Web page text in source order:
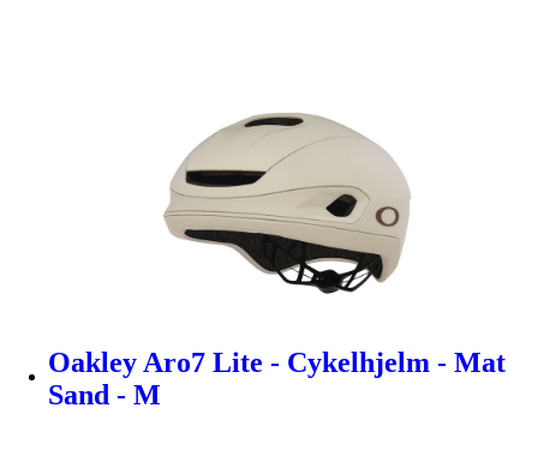
Oakley Aro7 Lite - Cykelhjelm - Mat
Sand - M